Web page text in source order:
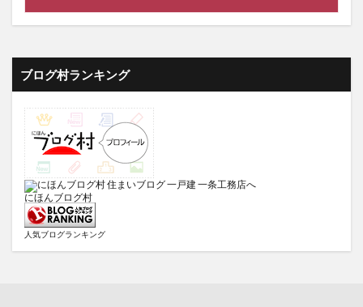
ブログ村ランキング
にほんブログ村
人気ブログランキング